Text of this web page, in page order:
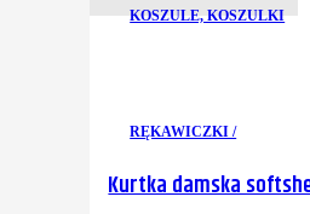
KOSZULE, KOSZULKI
RĘKAWICZKI /
Kurtka damska